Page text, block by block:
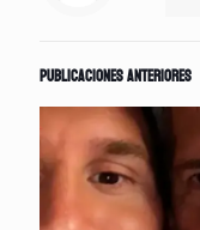
Publicaciones anteriores